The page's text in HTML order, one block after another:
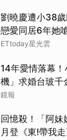
劉曉慶遭小38
戀愛同居6年她
ETtoday星光雲
14年愛情落幕
機」求婚台玻
鏡報
回憶殺！「阿
月登《東!帶我